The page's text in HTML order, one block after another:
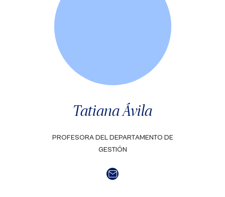
Tatiana Ávila
PROFESORA DEL DEPARTAMENTO DE
GESTIÓN